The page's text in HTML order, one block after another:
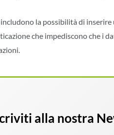
la possibilità di
che impediscono che i
alla nostra